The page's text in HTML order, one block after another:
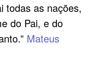
todas as nações,
do Pai, e do
Mateus